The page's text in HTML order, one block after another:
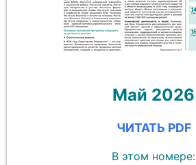
Май 2026
ЧИТАТЬ PDF
В этом номере: